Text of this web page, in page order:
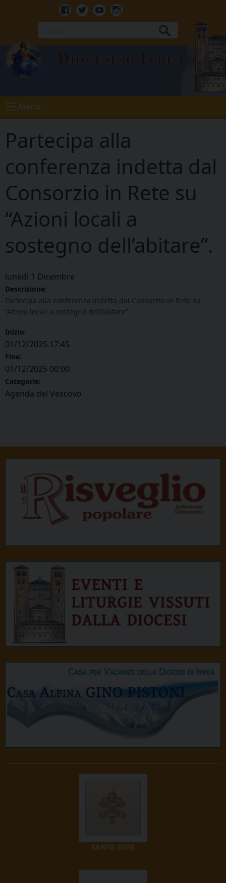
Facebook
TwitterYoutubeInstagram
Diocesi di Ivrea
Menu
Partecipa alla
conferenza indetta dal
Consorzio in Rete su
“Azioni locali a
sostegno dell’abitare”.
lunedì 1 Dicembre
Descrizione:
Partecipa alla conferenza indetta dal Consorzio in Rete su
“Azioni locali a sostegno dell’abitare”.
Inizio:
01/12/2025 17:45
Fine:
01/12/2025 00:00
Categorie:
Agenda del Vescovo
SANTA SEDE